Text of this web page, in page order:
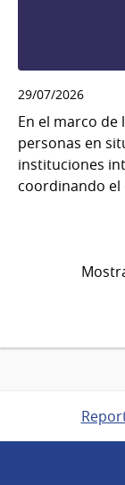
29/07/2026
En el marco
personas en
instituciones
coordinando